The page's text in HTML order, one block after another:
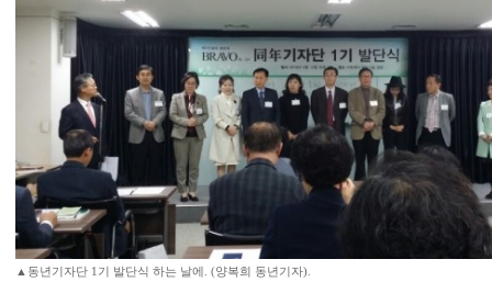
▲동년기자단 1기 발단식 하는 날에. (양복희 동년기자).